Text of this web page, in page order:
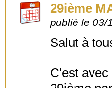
29ième
publié le 03/
Salut à
C'est avec